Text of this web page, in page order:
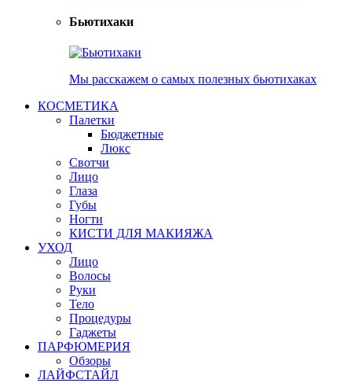
Бьютихаки
Мы расскажем о самых полезных бьютихаках
КОСМЕТИКА
Палетки
Бюджетные
Люкс
Свотчи
Лицо
Глаза
Губы
Ногти
КИСТИ ДЛЯ МАКИЯЖА
УХОД
Лицо
Волосы
Руки
Тело
Процедуры
Гаджеты
ПАРФЮМЕРИЯ
Обзоры
ЛАЙФСТАЙЛ